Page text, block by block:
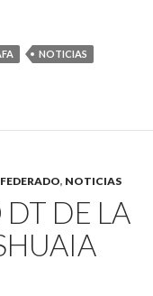
NOTICIAS
, NOTICIAS
DT DE LA